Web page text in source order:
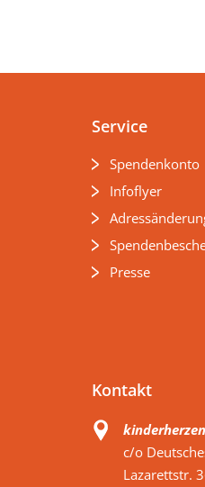
Service
Spendenkonto
Infoflyer
Presse
Kontakt
c/o
Lazarettstr.